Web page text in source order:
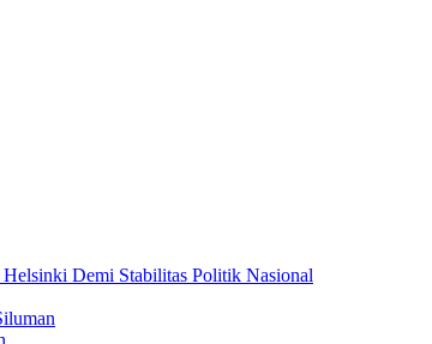
Demi Stabilitas Politik Nasional